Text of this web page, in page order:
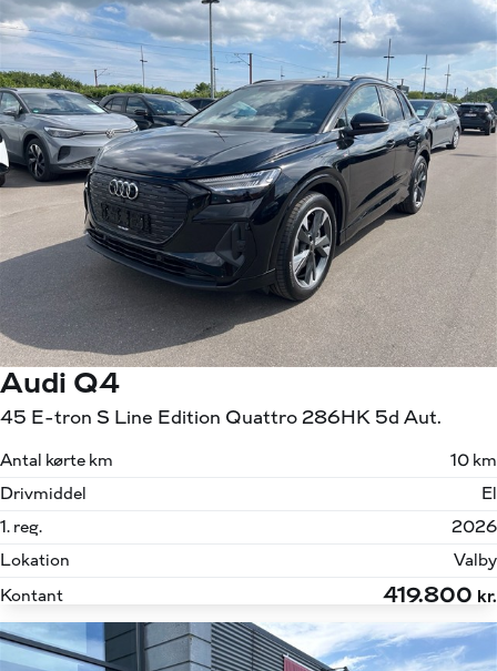
Audi Q4
45 E-tron S Line Edition Quattro 286HK 5d Aut.
Antal kørte km
10 km
Drivmiddel
El
1. reg.
2026
Lokation
Valby
Kontant
419.800 kr.